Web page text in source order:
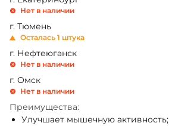
Нет в наличии
г. Тюмень
Осталась 1 штука
г. Нефтеюганск
Нет в наличии
г. Омск
Нет в наличии
Преимущества:
Улучшает мышечную активность;